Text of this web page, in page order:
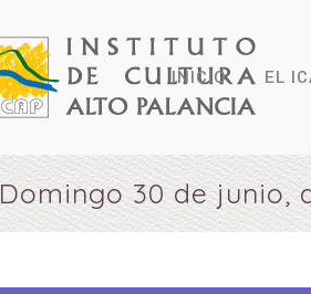
INICIO EL
Domingo 30 de junio,